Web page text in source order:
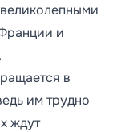
и
в
им трудно
ждут